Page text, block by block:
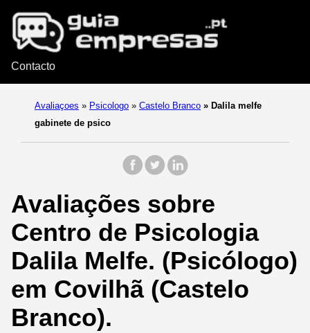
Contacto
Avaliaçoes » Psicologo » Castelo Branco » Dalila melfe
gabinete de psico
Avaliações sobre
Centro de Psicologia
Dalila Melfe. (Psicólogo)
em Covilhã (Castelo
Branco).